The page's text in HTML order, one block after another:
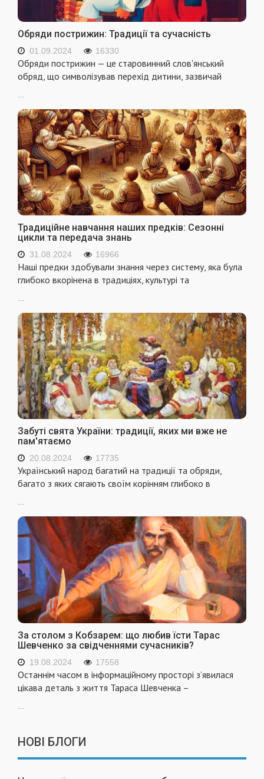
Обряди пострижин: Традиції та сучасність
01.09.2024 16330
Обряди пострижин — це старовинний слов'янський
обряд, що символізував перехід дитини, зазвичай
Традиційне навчання наших предків: Сезонні
цикли та передача знань
31.08.2024 16966
Наші предки здобували знання через систему, яка була
глибоко вкорінена в традиціях, культурі та
Забуті свята України: традиції, яких ми вже не
пам'ятаємо
20.08.2024 17735
Український народ багатий на традиції та обряди,
багато з яких сягають своїм корінням глибоко в
...
За столом з Кобзарем: що любив їсти Тарас
Шевченко за свідченнями сучасників?
19.08.2024 17558
Останнім часом в інформаційному просторі з’явилася
цікава деталь з життя Тараса Шевченка –
НОВІ БЛОГИ